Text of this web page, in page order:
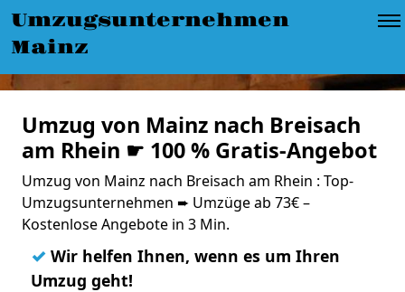
Umzugsunternehmen
Mainz
Umzug von Mainz nach Breisach
am Rhein ☛ 100 % Gratis-Angebot
Umzug von Mainz nach Breisach am Rhein : Top-
Umzugsunternehmen ➨ Umzüge ab 73€ –
Kostenlose Angebote in 3 Min.
✓ Wir helfen Ihnen, wenn es um Ihren
Umzug geht!